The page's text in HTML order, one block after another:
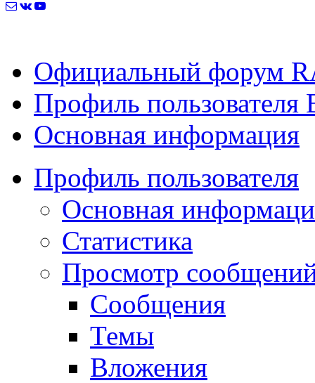
Официальный форум
Профиль пользователя
Основная информация
Профиль пользователя
Основная
Статистика
Просмотр
Сообщения
Темы
Вложения